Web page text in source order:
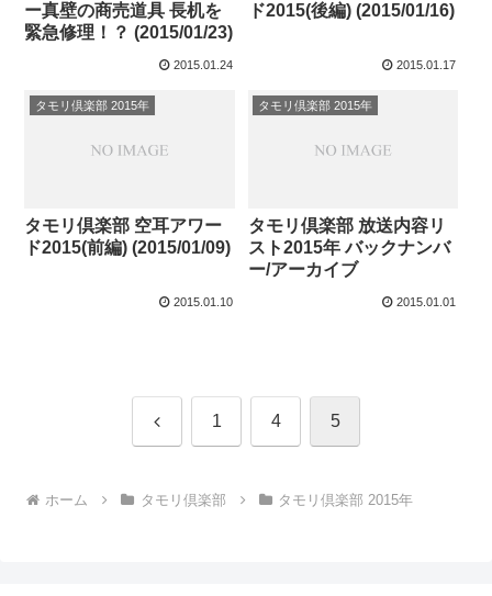
ー真壁の商売道具 長机を
緊急修理！？ (2015/01/23)
2015.01.24
ド2015(後編) (2015/01/16)
2015.01.17
タモリ倶楽部 2015年
タモリ倶楽部 空耳アワー
ド2015(前編) (2015/01/09)
2015.01.10
タモリ倶楽部 2015年
タモリ倶楽部 放送内容リ
スト2015年 バックナンバ
ー/アーカイブ
2015.01.01
前 1 4 5
ホーム タモリ倶楽部 タモリ倶楽部 2015年